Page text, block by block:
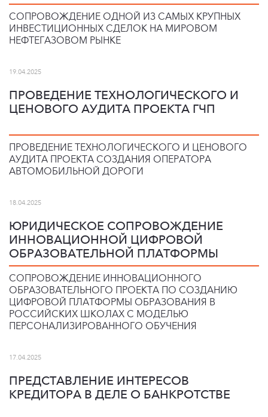
СОПРОВОЖДЕНИЕ ОДНОЙ ИЗ САМЫХ КРУПНЫХ
ИНВЕСТИЦИОННЫХ СДЕЛОК НА МИРОВОМ
НЕФТЕГАЗОВОМ РЫНКЕ
19.04.2025
ПРОВЕДЕНИЕ ТЕХНОЛОГИЧЕСКОГО И
ЦЕНОВОГО АУДИТА ПРОЕКТА ГЧП
ПРОВЕДЕНИЕ ТЕХНОЛОГИЧЕСКОГО И ЦЕНОВОГО
АУДИТА ПРОЕКТА СОЗДАНИЯ ОПЕРАТОРА
АВТОМОБИЛЬНОЙ ДОРОГИ
18.04.2025
ЮРИДИЧЕСКОЕ СОПРОВОЖДЕНИЕ
ИННОВАЦИОННОЙ ЦИФРОВОЙ
ОБРАЗОВАТЕЛЬНОЙ ПЛАТФОРМЫ
СОПРОВОЖДЕНИЕ ИННОВАЦИОННОГО
ОБРАЗОВАТЕЛЬНОГО ПРОЕКТА ПО СОЗДАНИЮ
ЦИФРОВОЙ ПЛАТФОРМЫ ОБРАЗОВАНИЯ В
РОССИЙСКИХ ШКОЛАХ С МОДЕЛЬЮ
ПЕРСОНАЛИЗИРОВАННОГО ОБУЧЕНИЯ
17.04.2025
ПРЕДСТАВЛЕНИЕ ИНТЕРЕСОВ
КРЕДИТОРА В ДЕЛЕ О БАНКРОТСТВЕ